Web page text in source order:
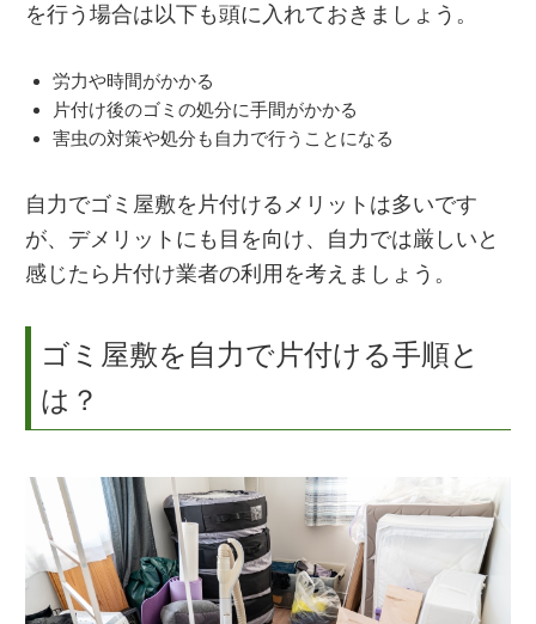
を行う場合は以下も頭に入れておきましょう。
労力や時間がかかる
片付け後のゴミの処分に手間がかかる
害虫の対策や処分も自力で行うことになる
自力でゴミ屋敷を片付けるメリットは多いです
が、デメリットにも目を向け、自力では厳しいと
感じたら片付け業者の利用を考えましょう。
ゴミ屋敷を自力で片付ける手順と
は？